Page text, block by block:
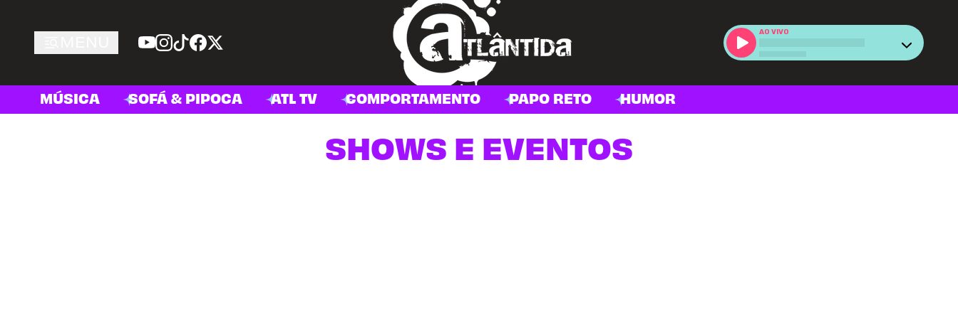
AO VIVO
MÚSICA SOFÁ & PIPOCA ATL TV COMPORTAMENTO PAPO RETO HUMOR
SHOWS E EVENTOS